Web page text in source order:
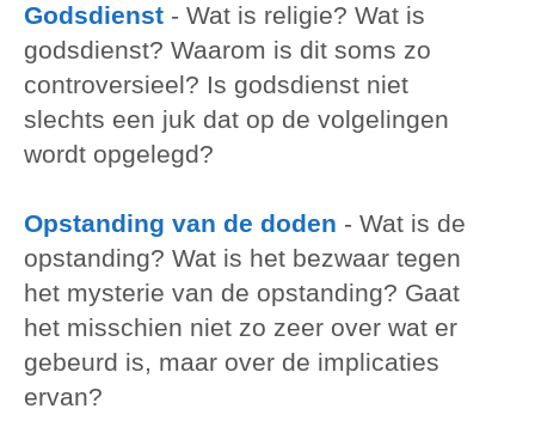
Godsdienst - Wat is religie? Wat is
godsdienst? Waarom is dit soms zo
controversieel? Is godsdienst niet
slechts een juk dat op de volgelingen
wordt opgelegd?
Opstanding van de doden - Wat is de
opstanding? Wat is het bezwaar tegen
het mysterie van de opstanding? Gaat
het misschien niet zo zeer over wat er
gebeurd is, maar over de implicaties
ervan?